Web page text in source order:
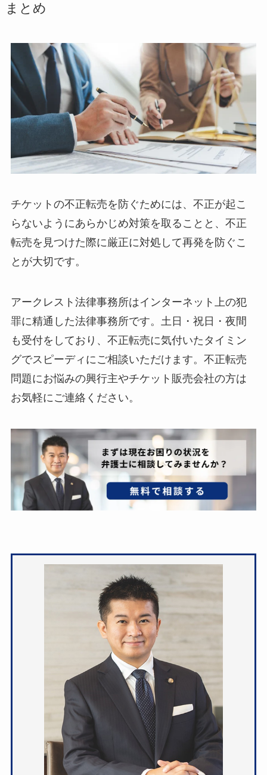
まとめ
チケットの不正転売を防ぐためには、不正が起こ
らないようにあらかじめ対策を取ることと、不正
転売を見つけた際に厳正に対処して再発を防ぐこ
とが大切です。
アークレスト法律事務所はインターネット上の犯
罪に精通した法律事務所です。土日・祝日・夜間
も受付をしており、不正転売に気付いたタイミン
グでスピーディにご相談いただけます。不正転売
問題にお悩みの興行主やチケット販売会社の方は
お気軽にご連絡ください。